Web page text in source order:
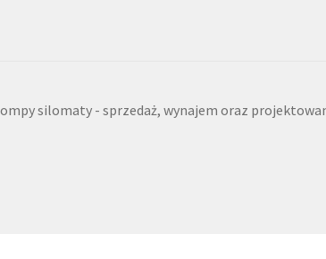
silomaty - sprzedaż, wynajem oraz